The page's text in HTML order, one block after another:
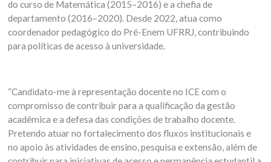
do curso de Matemática (2015–2016) e a chefia de
departamento (2016–2020). Desde 2022, atua como
coordenador pedagógico do Pré-Enem UFRRJ, contribuindo
para políticas de acesso à universidade.
“Candidato-me à representação docente no ICE com o
compromisso de contribuir para a qualificação da gestão
acadêmica e a defesa das condições de trabalho docente.
Pretendo atuar no fortalecimento dos fluxos institucionais e
no apoio às atividades de ensino, pesquisa e extensão, além de